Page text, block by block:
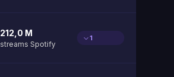
212,0 M
streams Spotify
1